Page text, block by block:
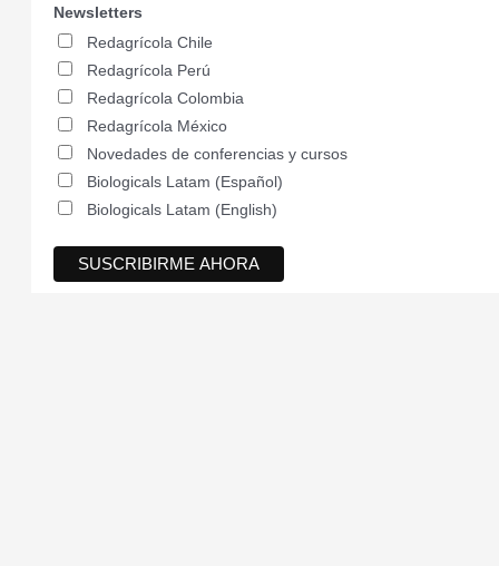
Newsletters
Redagrícola Chile
Redagrícola Perú
Redagrícola Colombia
Redagrícola México
Novedades de conferencias y cursos
Biologicals Latam (Español)
Biologicals Latam (English)